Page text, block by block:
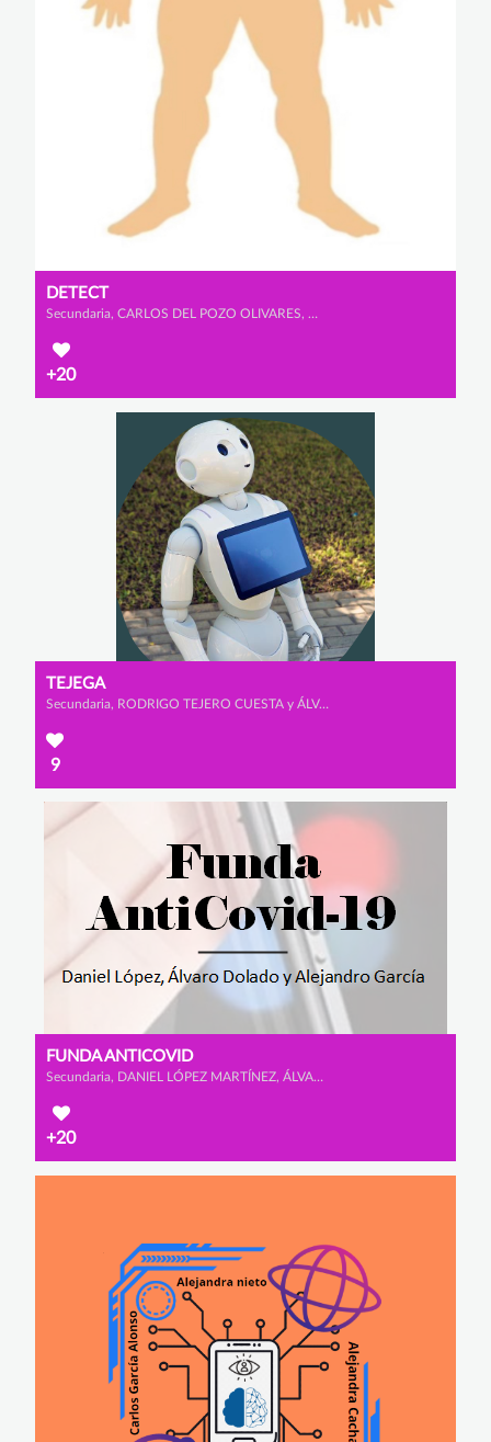
DETECT
Secundaria, CARLOS DEL POZO OLIVARES, MARCOS BRICEÑO NUEVO y ÁLVARO SANTAMARTA DE SANTOS
+20
TEJEGA
Secundaria, RODRIGO TEJERO CUESTA y ÁLVARO ORTEGA FERNÁNDEZ
9
FUNDA ANTICOVID
Secundaria, DANIEL LÓPEZ MARTÍNEZ, ÁLVARO DOLADO MONTERO y ALEJANDRO GARCÍA CALAMARDO
+20